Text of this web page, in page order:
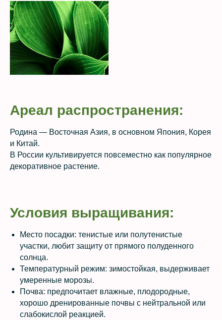
Ареал распространения:
Родина — Восточная Азия, в основном Япония, Корея
и Китай.
В России культивируется повсеместно как популярное
декоративное растение.
Условия выращивания:
Место посадки: тенистые или полутенистые
участки, любит защиту от прямого полуденного
солнца.
Температурный режим: зимостойкая, выдерживает
умеренные морозы.
Почва: предпочитает влажные, плодородные,
хорошо дренированные почвы с нейтральной или
слабокислой реакцией.